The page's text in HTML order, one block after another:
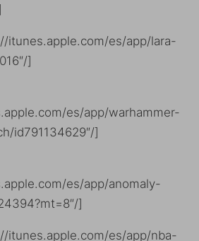
itunes.apple.com/es/app/lara-
]
es/app/warhammer-
id791134629″/]
es/app/anomaly-
]
itunes.apple.com/es/app/nba-